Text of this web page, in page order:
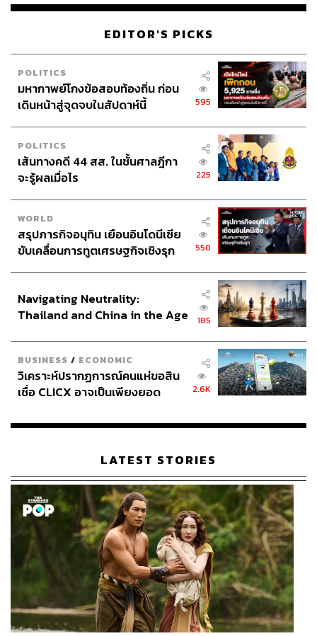
EDITOR'S PICKS
POLITICS
มหากาพย์โกงข้อสอบท้องถิ่น ก่อน
เดินหน้าสู่จุดจบในสัปดาห์นี้
595
POLITICS
เส้นทางคดี 44 สส. ในชั้นศาลฎีกา
จะรู้ผลเมื่อไร
225
WORLD
สรุปภารกิจอนุทิน เยือนอินโดนีเซีย
ขับเคลื่อนการทูตเศรษฐกิจเชิงรุก
550
Navigating Neutrality:
Thailand and China in the Age
185
BUSINESS / ECONOMIC
วิเคราะห์ปรากฏการณ์คนแห่ขอสิน
เชื่อ CLICX อาจเป็นเพียงยอด
เรือนไทยที่ถูกซุกไว้
2.6K
LATEST STORIES